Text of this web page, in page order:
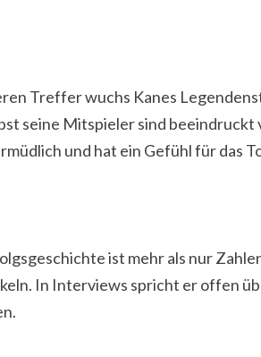
Treffer wuchs Kanes
seine Mitspieler sind
und hat ein Gefühl für das
ist mehr als nur
In Interviews spricht er offen